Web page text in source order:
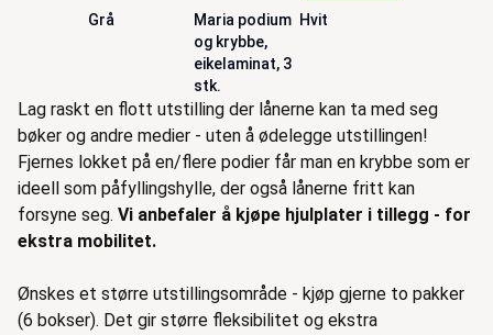
Grå
Maria podium
og krybbe,
eikelaminat, 3
stk.
Hvit
Beskrivelse
Lag raskt en flott utstilling der lånerne kan ta med seg
bøker og andre medier - uten å ødelegge utstillingen!
Fjernes lokket på en/flere podier får man en krybbe som er
ideell som påfyllingshylle, der også lånerne fritt kan
forsyne seg. Vi anbefaler å kjøpe hjulplater i tillegg - for
ekstra mobilitet.
Ønskes et større utstillingsområde - kjøp gjerne to pakker
(6 bokser). Det gir større fleksibilitet og ekstra